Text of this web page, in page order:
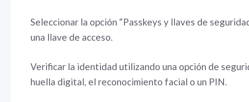
Seleccionar la opción “Passkeys y llaves de
una llave de acceso.
Verificar la identidad utilizando una opción de
huella digital, el reconocimiento facial o un PIN.